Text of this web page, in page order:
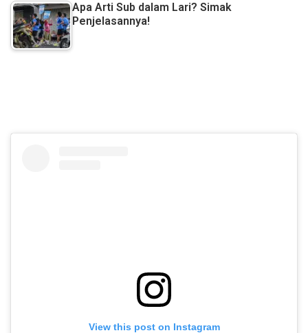
Apa Arti Sub dalam Lari? Simak
Penjelasannya!
View this post on Instagram